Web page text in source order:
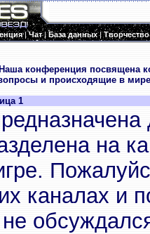
|Чат|База данных|Творчество
Наша конференция посвящена
и происходящие в
1
на
каналах и